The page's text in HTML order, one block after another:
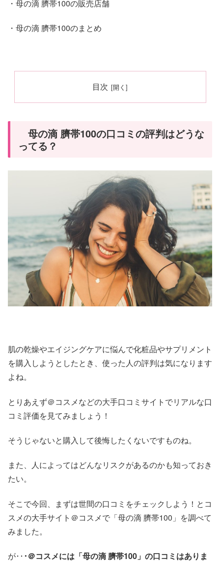
・母の滴 臍帯100の販売店舗
・母の滴 臍帯100のまとめ
目次
母の滴 臍帯100の口コミの評判はどうな
ってる？
肌の乾燥やエイジングケアに悩んで化粧品やサプリメント
を購入しようとしたとき、使った人の評判は気になります
よね。
とりあえず＠コスメなどの大手口コミサイトでリアルな口
コミ評価を見てみましょう！
そうじゃないと購入して後悔したくないですものね。
また、人によってはどんなリスクがあるのかも知っておき
たい。
そこで今回、まずは世間の口コミをチェックしよう！とコ
スメの大手サイト＠コスメで「母の滴 臍帯100」を調べて
みました。
が･･ ･＠コスメには「母の滴 臍帯100」の口コミはありま